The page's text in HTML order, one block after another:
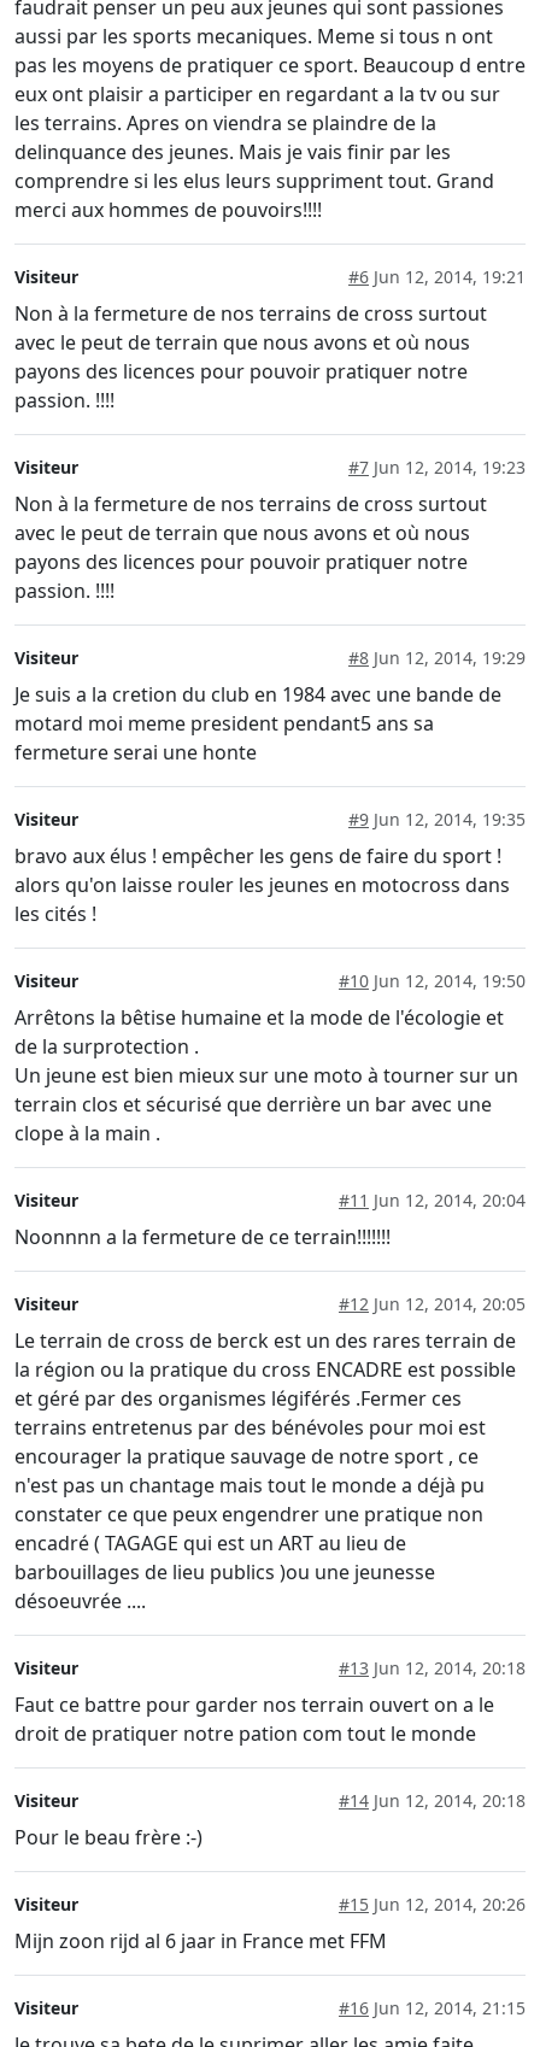
faudrait penser un peu aux jeunes qui sont passiones
aussi par les sports mecaniques. Meme si tous n ont
pas les moyens de pratiquer ce sport. Beaucoup d entre
eux ont plaisir a participer en regardant a la tv ou sur
les terrains. Apres on viendra se plaindre de la
delinquance des jeunes. Mais je vais finir par les
comprendre si les elus leurs suppriment tout. Grand
merci aux hommes de pouvoirs!!!!
Visiteur #6 Jun 12, 2014, 19:21
Non à la fermeture de nos terrains de cross surtout
avec le peut de terrain que nous avons et où nous
payons des licences pour pouvoir pratiquer notre
passion. !!!!
Visiteur #7 Jun 12, 2014, 19:23
Non à la fermeture de nos terrains de cross surtout
avec le peut de terrain que nous avons et où nous
payons des licences pour pouvoir pratiquer notre
passion. !!!!
Visiteur #8 Jun 12, 2014, 19:29
Je suis a la cretion du club en 1984 avec une bande de
motard moi meme president pendant5 ans sa
fermeture serai une honte
Visiteur #9 Jun 12, 2014, 19:35
bravo aux élus ! empêcher les gens de faire du sport !
alors qu'on laisse rouler les jeunes en motocross dans
les cités !
Visiteur #10 Jun 12, 2014, 19:50
Arrêtons la bêtise humaine et la mode de l'écologie et
de la surprotection .
Un jeune est bien mieux sur une moto à tourner sur un
terrain clos et sécurisé que derrière un bar avec une
clope à la main .
Visiteur #11 Jun 12, 2014, 20:04
Noonnnn a la fermeture de ce terrain!!!!!!!
Visiteur #12 Jun 12, 2014, 20:05
Le terrain de cross de berck est un des rares terrain de
la région ou la pratique du cross ENCADRE est possible
et géré par des organismes légiférés .Fermer ces
terrains entretenus par des bénévoles pour moi est
encourager la pratique sauvage de notre sport , ce
n'est pas un chantage mais tout le monde a déjà pu
constater ce que peux engendrer une pratique non
encadré ( TAGAGE qui est un ART au lieu de
barbouillages de lieu publics )ou une jeunesse
désoeuvrée ....
Visiteur #13 Jun 12, 2014, 20:18
Faut ce battre pour garder nos terrain ouvert on a le
droit de pratiquer notre pation com tout le monde
Visiteur #14 Jun 12, 2014, 20:18
Pour le beau frère :-)
Visiteur #15 Jun 12, 2014, 20:26
Mijn zoon rijd al 6 jaar in France met FFM
Visiteur #16 Jun 12, 2014, 21:15